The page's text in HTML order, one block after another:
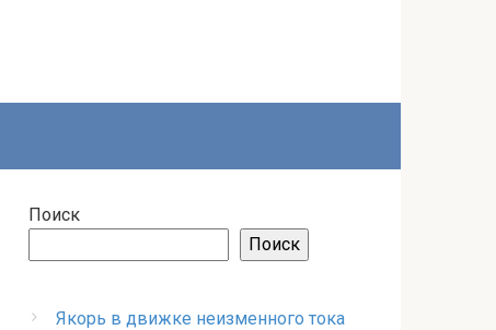
Поиск
Поиск
Якорь в движке неизменного тока